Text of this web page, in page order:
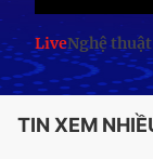
LiveNghệ
TIN XEM